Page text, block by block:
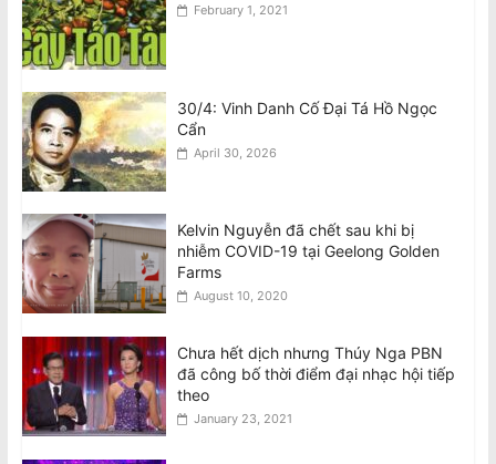
February 1, 2021
30/4: Vinh Danh Cố Đại Tá Hồ Ngọc
Cẩn
April 30, 2026
Kelvin Nguyễn đã chết sau khi bị
nhiễm COVID-19 tại Geelong Golden
Farms
August 10, 2020
Chưa hết dịch nhưng Thúy Nga PBN
đã công bố thời điểm đại nhạc hội tiếp
theo
January 23, 2021